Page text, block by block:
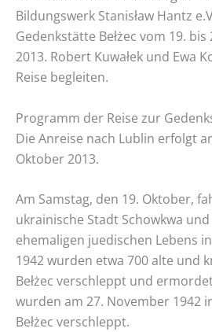
Bildungswerk Stanisław Hantz
Gedenkstätte Bełżec vom 19.
2013. Robert Kuwałek und Ewa
Reise begleiten.
Programm der Reise zur
Die Anreise nach Lublin erfolgt
Oktober 2013.
Am Samstag, den 19. Oktober,
ukrainische Stadt Schowkwa
ehemaligen juedischen Lebens
1942 wurden etwa 700 alte und
Bełżec verschleppt und
wurden am 27. November 1942
Bełżec verschleppt.